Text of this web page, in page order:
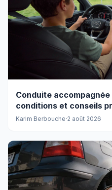
Conduite
conditions et conseils
Karim Berbouche·2 août 2026